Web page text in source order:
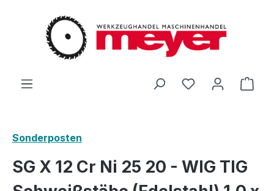
Zum Hauptinhalt springen
Du hast 0
Sonderposten
SG X 12 Cr Ni 25 20 - WIG TIG